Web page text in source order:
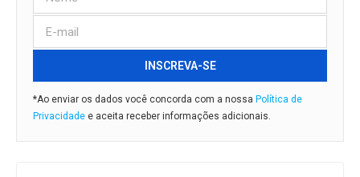
INSCREVA-SE
*Ao enviar os dados você concorda com a nossa Política de
Privacidade e aceita receber informações adicionais.